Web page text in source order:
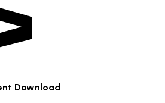
Download